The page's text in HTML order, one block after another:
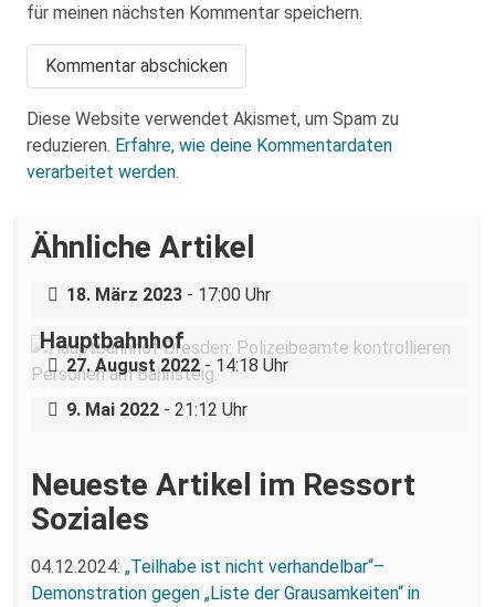
für meinen nächsten Kommentar speichern.
Diese Website verwendet Akismet, um Spam zu
reduzieren. Erfahre, wie deine Kommentardaten
verarbeitet werden.
Ähnliche Artikel
15. März: Internationaler Tag gegen
18. März 2023 - 17:00 Uhr
Rechtswidrige rassistische
Hauptbahnhof
27. August 2022- 14:18 Uhr
„Das ist ein Marathon, kein Sprint“-
Interview mit einer Untergruppe der
Direkthilfe Dresden
9. Mai 2022 - 21:12 Uhr
Neueste Artikel im Ressort
Soziales
04.12.2024: „Teilhabe ist nicht verhandelbar“–
Demonstration gegen „Liste der Grausamkeiten“ in